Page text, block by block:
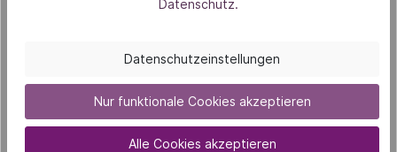
Unsere Duft-Highlights
Das könnte dich auch
interessieren
Datenschutz.
Datenschutzeinstellungen
Nur funktionale Cookies akzeptieren
Alle Cookies akzeptieren